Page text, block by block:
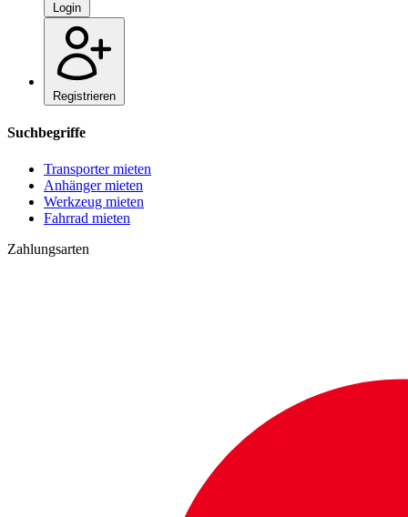
Login
Registrieren
Suchbegriffe
Transporter mieten
Anhänger mieten
Werkzeug mieten
Fahrrad mieten
Zahlungsarten